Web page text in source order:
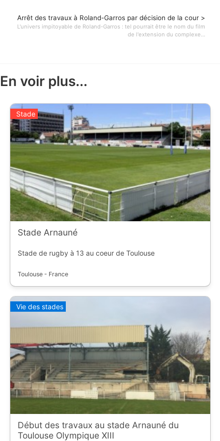
Arrêt des travaux à Roland-Garros par décision de la cour >
L'univers impitoyable de Roland-Garros : tel pourrait être le nom du film
de l'extension du complexe...
En voir plus...
Stade
Stade Arnauné
Stade de rugby à 13 au coeur de Toulouse
Toulouse - France
Vie des stades
Début des travaux au stade Arnauné du
Toulouse Olympique XIII